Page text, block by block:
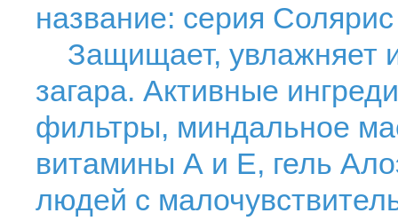
название: серия Солярис
Защищает, увлажняет
загара. Активные
фильтры, миндальное
витамины А и Е, гель
людей с